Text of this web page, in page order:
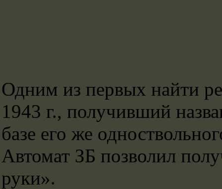
Одним из первых найти
1943 г., получивший
базе его же
Автомат ЗБ позволил
руки».